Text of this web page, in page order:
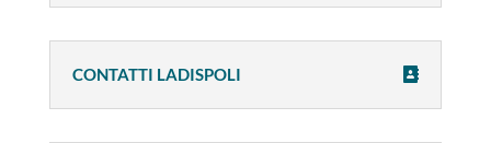
CONTATTI LADISPOLI